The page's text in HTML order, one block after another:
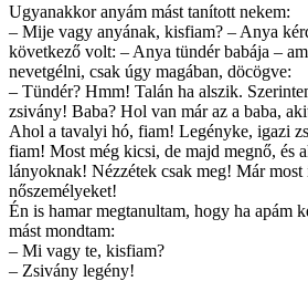
Ugyanakkor anyám mást tanított nekem:
– Mije vagy anyának, kisfiam? – Anya
következő volt: – Anya tündér babája –
nevetgélni, csak úgy magában, döcögve:
– Tündér? Hmm! Talán ha alszik.
zsivány! Baba? Hol van már az a baba,
Ahol a tavalyi hó, fiam! Legényke, igazi
fiam! Most még kicsi, de majd megnő, és
lányoknak! Nézzétek csak meg! Már most
nőszemélyeket!
Én is hamar megtanultam, hogy ha apám
mást mondtam:
– Mi vagy te, kisfiam?
– Zsivány legény!